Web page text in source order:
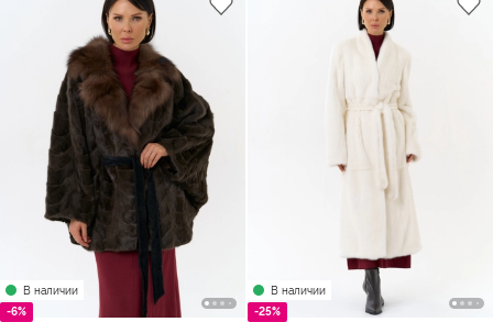
В наличии
-6%
В наличии
-25%